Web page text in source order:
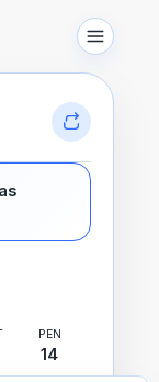
PEN
14